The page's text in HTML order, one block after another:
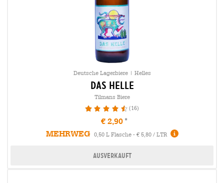
Deutsche Lagerbiere | Helles
das helle
Tilmans Biere
92.5% (16)
€ 2,90
MEHRWEG
0,50 L Flasche - € 5,80 / LTR
Ausverkauft